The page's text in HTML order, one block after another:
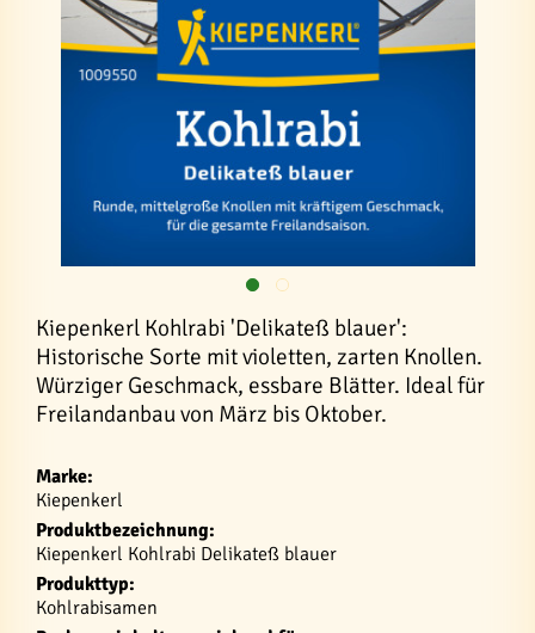
Kiepenkerl Kohlrabi 'Delikateß blauer':
Historische Sorte mit violetten, zarten Knollen.
Würziger Geschmack, essbare Blätter. Ideal für
Freilandanbau von März bis Oktober.
Marke:
Kiepenkerl
Produktbezeichnung:
Kiepenkerl Kohlrabi Delikateß blauer
Produkttyp:
Kohlrabisamen